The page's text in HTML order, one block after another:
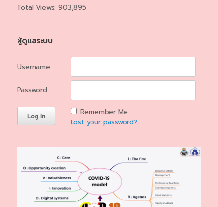
Total Views: 903,895
ผู้ดูแลระบบ
Username
Password
Remember Me
Lost your password?